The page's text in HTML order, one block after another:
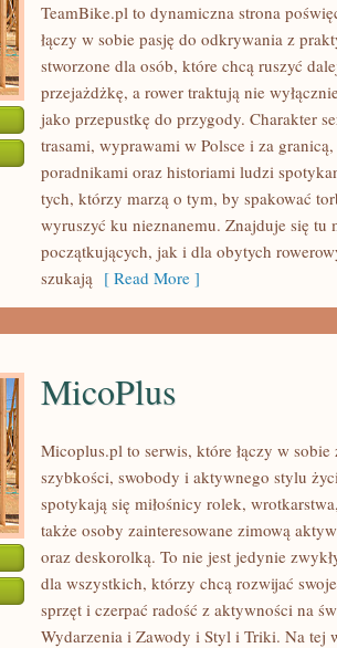
TeamBike.pl to dynamiczna strona
łączy w sobie pasję do odkrywania z
stworzone dla osób, które chcą ruszyć
przejażdżkę, a rower traktują nie
jako przepustkę do przygody. Charakter
trasami, wyprawami w Polsce i za
poradnikami oraz historiami ludzi
tych, którzy marzą o tym, by spakować
wyruszyć ku nieznanemu. Znajduje się tu
początkujących, jak i dla obytych
szukają [ Read More ]
MicoPlus
Micoplus.pl to serwis, które łączy w
szybkości, swobody i aktywnego stylu
spotykają się miłośnicy rolek,
także osoby zainteresowane zimową
oraz deskorolką. To nie jest jedynie
dla wszystkich, którzy chcą rozwijać
sprzęt i czerpać radość z aktywności na
Wydarzenia i Zawody i Styl i Triki. Na tej